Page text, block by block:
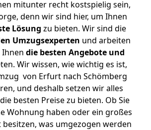
mitunter recht kostspielig sein,
denn wir sind hier, um Ihnen
Lösung zu bieten. Wir sind die
Umzugsexperten und arbeiten
die besten Angebote und
Wir wissen, wie wichtig es ist,
von Erfurt nach Schömberg
und deshalb setzen wir alles
besten Preise zu bieten. Ob Sie
Wohnung haben oder ein großes
was umgezogen werden